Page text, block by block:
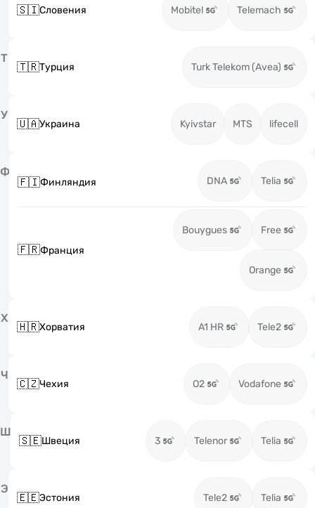
🇸🇮Словения Mobitel Telemach
Т
🇹🇷Турция Turk Telekom (Avea)
У
🇺🇦Украина Kyivstar MTS lifecell
Ф
🇫🇮Финляндия DNA Telia
🇫🇷Франция
Bouygues Free
Orange
Х
🇭🇷Хорватия A1 HR Tele2
Ч
🇨🇿Чехия O2 Vodafone
Ш
🇸🇪Швеция 3 Telenor Telia
Э
🇪🇪Эстония Tele2 Telia